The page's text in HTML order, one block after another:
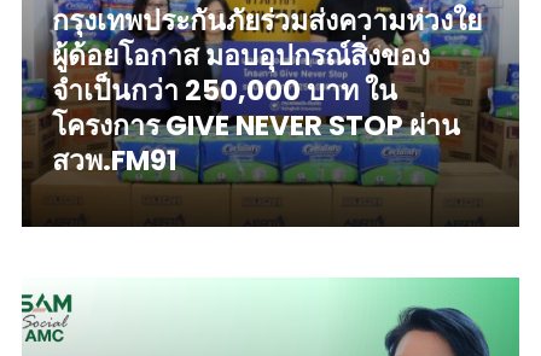
กรุงเทพประกันภัยร่วมส่งความห่วงใย
ผู้ด้อยโอกาส มอบอุปกรณ์สิ่งของ
จำเป็นกว่า 250,000 บาท ใน
โครงการ GIVE NEVER STOP ผ่าน
สวพ.FM91
read more